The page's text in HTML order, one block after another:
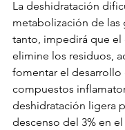
La deshidratación
metabolización de las
tanto, impedirá que el
elimine los residuos,
fomentar el desarrollo
compuestos
deshidratación ligera
descenso del 3% en